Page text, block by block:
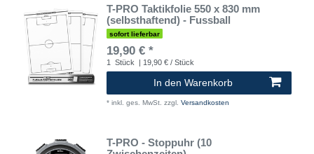
T-PRO Taktikfolie 550 x 830 mm
(selbsthaftend) - Fussball
sofort lieferbar
19,90 € *
1 Stück | 19,90 € / Stück
In den Warenkorb
* inkl. ges. MwSt. zzgl. Versandkosten
T-PRO - Stoppuhr (10